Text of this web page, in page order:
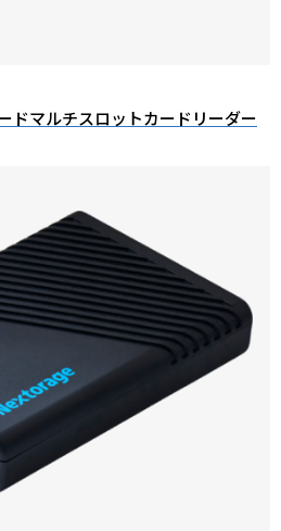
ドマルチスロットカードリーダー